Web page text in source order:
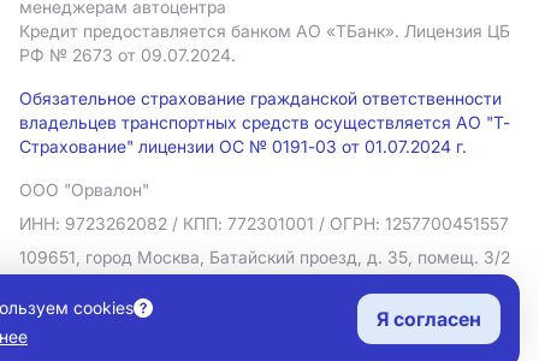
менеджерам автоцентра
Кредит предоставляется банком АO «ТБанк». Лицензия ЦБ
РФ № 2673 от 09.07.2024.
Обязательное страхование гражданской ответственности
владельцев транспортных средств осуществляется АО "Т-
Страхование" лицензии ОС № 0191-03 от 01.07.2024 г.
ООО "Орвалон"
ИНН: 9723262082 / КПП: 772301001 / ОГРН: 1257700451557
109651, город Москва, Батайский проезд, д. 35, помещ. 3/2
Политика в отношении обработки персональных данных
Согласие на рекламную рассылку
Правовая информация
cookies
Я согласен